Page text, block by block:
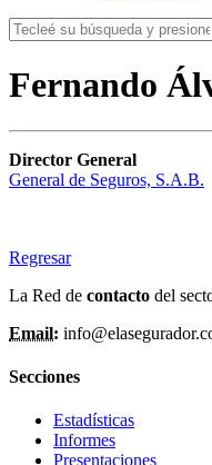
Fernando
Director General
General de Seguros, S.A.B.
Regresar
La Red de contacto del
Email:
Secciones
Estadísticas
Informes
Presentaciones